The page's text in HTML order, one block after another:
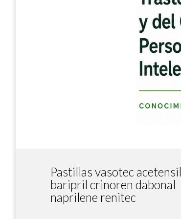
Pastillas vasotec acetensil
baripril crinoren dabonal
naprilene renitec